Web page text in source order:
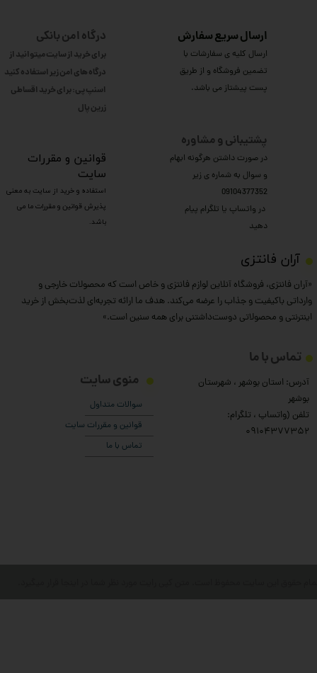
ارسال سریع سفارش
ارسال کلیه ی سفارشات با
تضمین فروشگاه و از طریق
پست پیشتاز می باشد.
​آران فانتزی
«آران فانتزی، فروشگاه آنلاین لوازم فانتزی و خاص است که محصولات خارجی و
وارداتی باکیفیت و جذاب را عرضه می‌کند. هدف ما ارائه تجربه‌ای لذت‌بخش از خرید
اینترنتی و محصولاتی دوست‌داشتنی برای همه سنین است.»
منوی سایت
سوالات متداول
قوانین و مقررات سایت
تماس با ما
تماس با ما
آدرس: استان بوشهر ، شهرستان
بوشهر
تلفن (واتساپ ، تلگرام:
۰9104377352
درگاه امن بانکی
برای خرید از سایت میتوانید از
درگاه های امن زیر استفاده کنید
اسنپ پی: برای خرید اقساطی
​​​​​​​زرین پال
پشتیبانی و مشاوره
در صورت داشتن هرگونه ابهام
و سوال به شماره ی زیر
09104377352
​​​​​​​ در واتساپ یا تلگرام پیام
دهید
​قوانین و مقررات
سایت
استفاده و خرید از سایت به معنی
پذیرش قوانین و مقررات ما می
باشد.